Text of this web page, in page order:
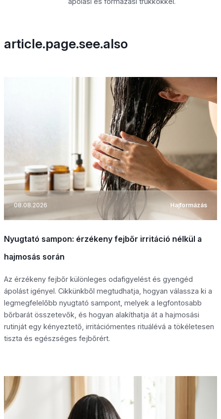
article.page.see.also
08.08.2026 Hajformázás
Nyugtató sampon: érzékeny fejbőr irritáció nélkül a
hajmosás során
Az érzékeny fejbőr különleges odafigyelést és gyengéd
ápolást igényel. Cikkünkből megtudhatja, hogyan válassza ki a
legmegfelelőbb nyugtató sampont, melyek a legfontosabb
bőrbarát összetevők, és hogyan alakíthatja át a hajmosási
rutinját egy kényeztető, irritációmentes rituálévá a tökéletesen
tiszta és egészséges fejbőrért.